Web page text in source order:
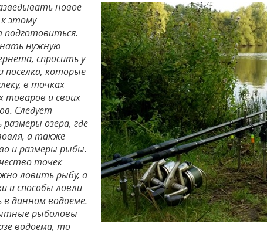
новое
этому
нужную
спросить у
поселка, которые
в точках
и своих
Следует
озера, где
а также
и размеры рыбы.
точек
ловить рыбу, а
и способы ловли
данном водоеме.
рыболовы
водоема, то